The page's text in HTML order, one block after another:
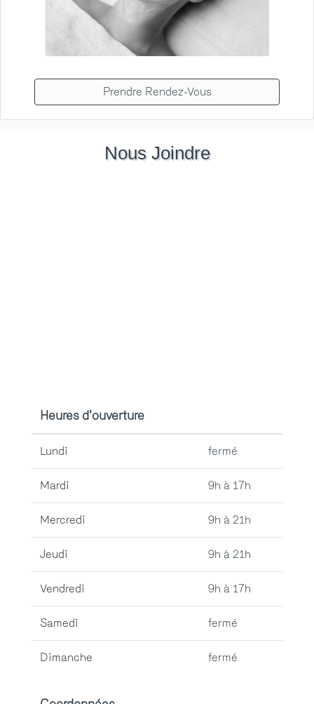
Prendre Rendez-Vous
Nous Joindre
Heures d'ouverture
Lundi fermé
Mardi 9h à 17h
Mercredi 9h à 21h
Jeudi 9h à 21h
Vendredi 9h à 17h
Samedi fermé
Dimanche fermé